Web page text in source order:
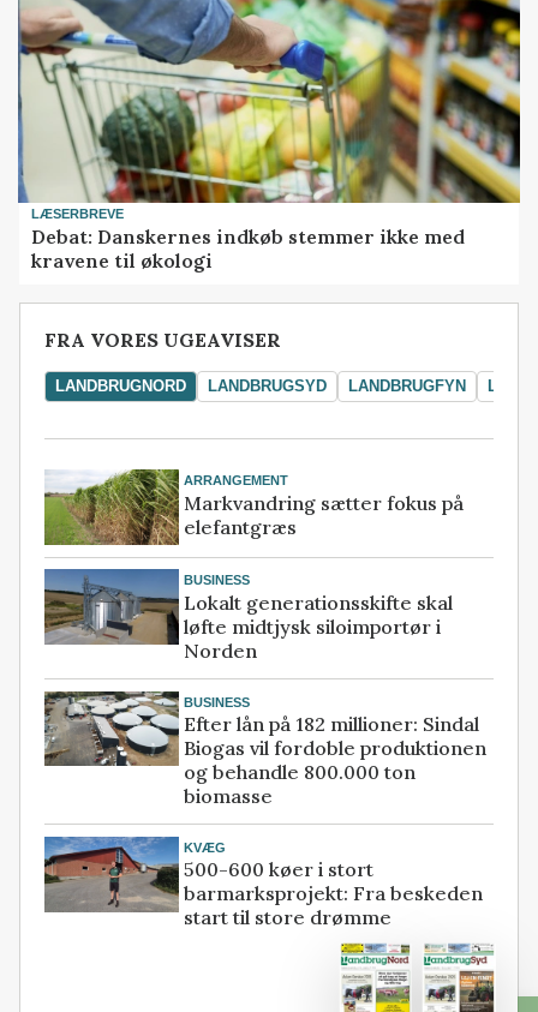
LÆSERBREVE
Debat: Danskernes indkøb stemmer ikke med
kravene til økologi
FRA VORES UGEAVISER
LANDBRUGNORD LANDBRUGSYD LANDBRUGFYN
ARRANGEMENT
Markvandring sætter fokus på
elefantgræs
BUSINESS
Lokalt generationsskifte skal
løfte midtjysk siloimportør i
Norden
BUSINESS
Efter lån på 182 millioner: Sindal
Biogas vil fordoble produktionen
og behandle 800.000 ton
biomasse
KVÆG
500-600 køer i stort
barmarksprojekt: Fra beskeden
start til store drømme